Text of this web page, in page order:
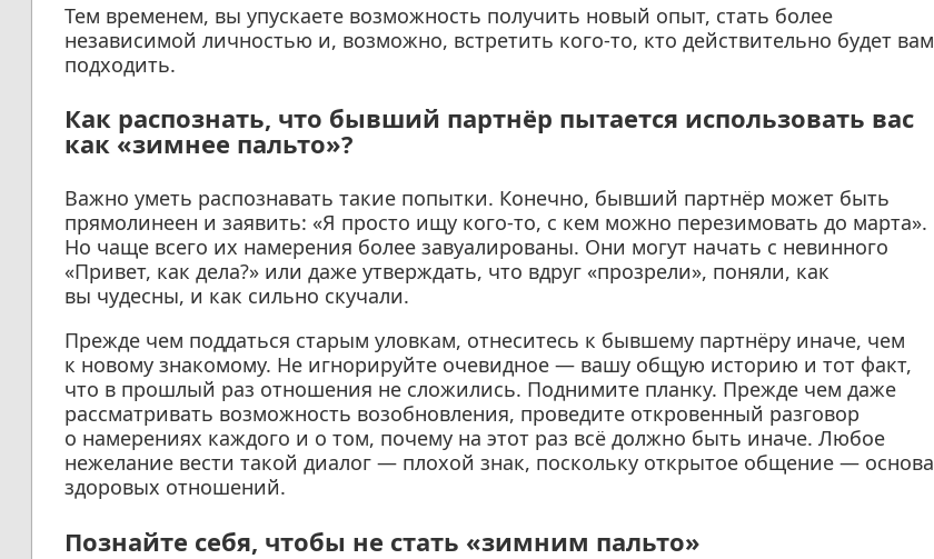
Тем временем, вы упускаете возможность получить новый опыт, стать более
независимой личностью и, возможно, встретить кого-то, кто действительно будет вам
подходить.
Как распознать, что бывший партнёр пытается использовать вас
как «зимнее пальто»?
Важно уметь распознавать такие попытки. Конечно, бывший партнёр может быть
прямолинеен и заявить: «Я просто ищу кого-то, с кем можно перезимовать до марта».
Но чаще всего их намерения более завуалированы. Они могут начать с невинного
«Привет, как дела?» или даже утверждать, что вдруг «прозрели», поняли, как
вы чудесны, и как сильно скучали.
Прежде чем поддаться старым уловкам, отнеситесь к бывшему партнёру иначе, чем
к новому знакомому. Не игнорируйте очевидное — вашу общую историю и тот факт,
что в прошлый раз отношения не сложились. Поднимите планку. Прежде чем даже
рассматривать возможность возобновления, проведите откровенный разговор
о намерениях каждого и о том, почему на этот раз всё должно быть иначе. Любое
нежелание вести такой диалог — плохой знак, поскольку открытое общение — основа
здоровых отношений.
Познайте себя, чтобы не стать «зимним пальто»